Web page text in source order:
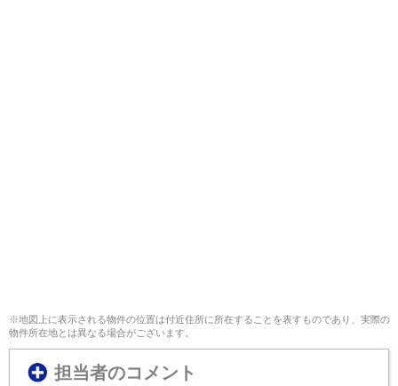
※地図上に表示される物件の位置は付近住所に所在することを表すものであり、実際の
物件所在地とは異なる場合がございます。
担当者のコメント